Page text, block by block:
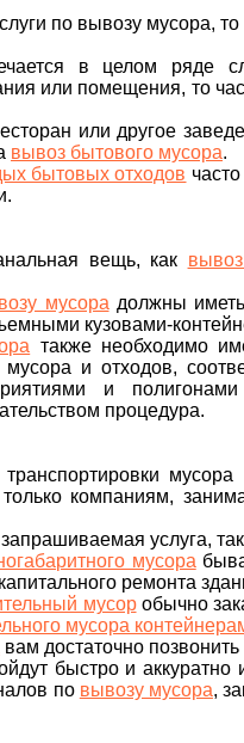
по вывозу мусора,
в целом ряде
или помещения, то
или другое
вывоз бытового мусора.
бытовых отходов
вещь, как
мусора должны
кузовами-
также необходимо
мусора и отходов,
и
процедура.
мусора
компаниям,
услуга,
мусора
ремонта
мусоробычно
мусора
вам достаточно
быстро и
по вывозу мусора,